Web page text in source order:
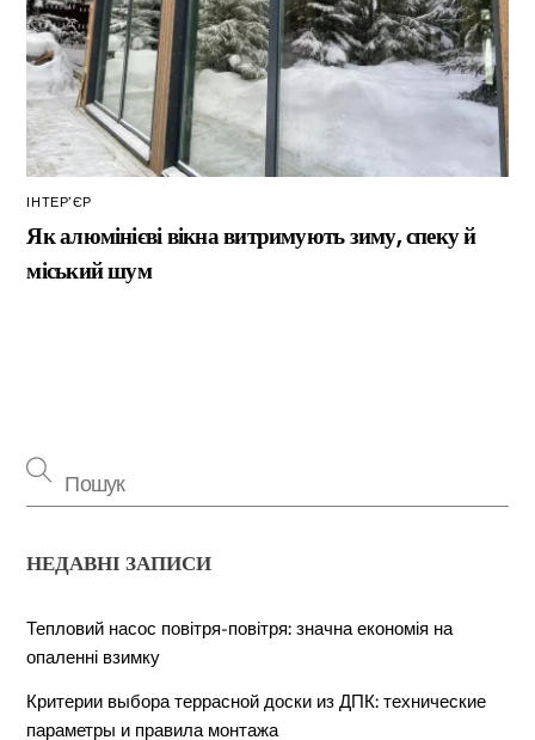
ІНТЕР’ЄР
Як алюмінієві вікна витримують зиму, спеку й
міський шум
НЕДАВНІ ЗАПИСИ
Тепловий насос повітря-повітря: значна економія на
опаленні взимку
Критерии выбора террасной доски из ДПК: технические
параметры и правила монтажа